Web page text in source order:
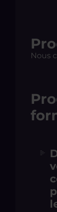
Nous